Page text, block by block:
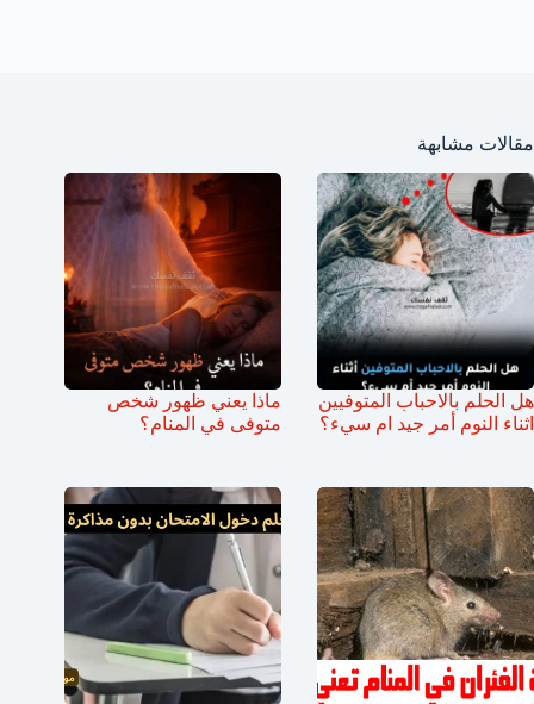
مقالات مشابهة
هل الحلم بالاحباب المتوفيين
اثناء النوم أمر جيد ام سيء؟
ماذا يعني ظهور شخص
متوفى في المنام؟